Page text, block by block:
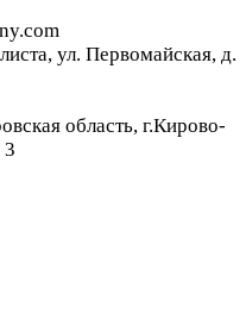
ул. Первомайская, д.
область, г.Кирово-
3